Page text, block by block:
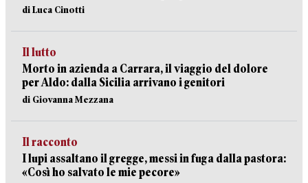
di Luca Cinotti
Il lutto
Morto in azienda a Carrara, il viaggio del dolore
per Aldo: dalla Sicilia arrivano i genitori
di Giovanna Mezzana
Il racconto
I lupi assaltano il gregge, messi in fuga dalla pastora:
«Così ho salvato le mie pecore»